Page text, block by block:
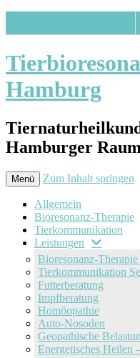
Hamburg
Hamburger Raum
Menü Zum Inhalt springen
Allgemein
Bioresonanz-Therapie
Tierkommunikation
Leistungen
Bioresonanz-Therapie
Tierkommunikation
Futterberatung
Impfberatung
Homöopathie
Auto-Nosoden
Geopathische
Energetisches Heilen